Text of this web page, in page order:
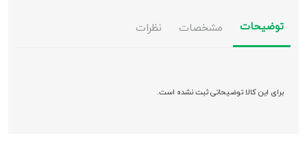
توضیحات مشخصات نظرات
برای این کالا توضیحاتی ثبت نشده است.